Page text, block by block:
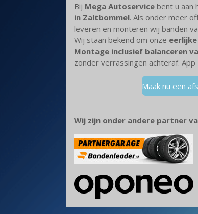
Bij Mega Autoservicebent u aan
in Zaltbommel. Als onder meer
leveren en monteren wij banden
Wij staan bekend om onze
Montage inclusief balanceren
zonder verrassingen achteraf.
Maak nu een
Wij zijn onder andere partner